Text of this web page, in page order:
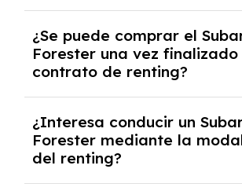
mejores ofertas de vehículos de
todos los gastos incluidos y sin
entradas.
¿Se puede comprar el
Forester una vez finalizado
contrato de renting?
renting se puede adquirir el
caso tendrán que analizar los
cantidad de kilómetros
del mercado actual.
¿Interesa conducir un
Forester mediante la
del renting?